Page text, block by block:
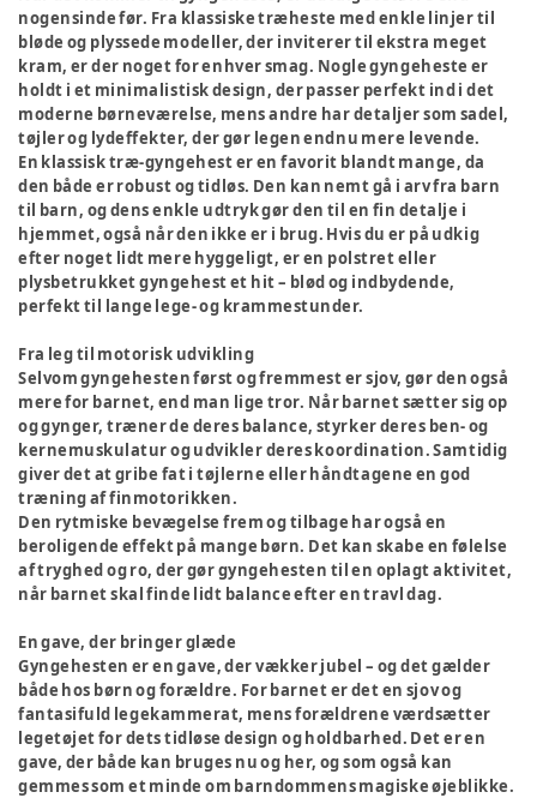
nogensinde før. Fra klassiske træheste med enkle linjer til
bløde og plyssede modeller, der inviterer til ekstra meget
kram, er der noget for enhver smag. Nogle gyngeheste er
holdt i et minimalistisk design, der passer perfekt ind i det
moderne børneværelse, mens andre har detaljer som sadel,
tøjler og lydeffekter, der gør legen endnu mere levende.
En klassisk træ-gyngehest er en favorit blandt mange, da
den både er robust og tidløs. Den kan nemt gå i arv fra barn
til barn, og dens enkle udtryk gør den til en fin detalje i
hjemmet, også når den ikke er i brug. Hvis du er på udkig
efter noget lidt mere hyggeligt, er en polstret eller
plysbetrukket gyngehest et hit – blød og indbydende,
perfekt til lange lege- og krammestunder.
Fra leg til motorisk udvikling
Selvom gyngehesten først og fremmest er sjov, gør den også
mere for barnet, end man lige tror. Når barnet sætter sig op
og gynger, træner de deres balance, styrker deres ben- og
kernemuskulatur og udvikler deres koordination. Samtidig
giver det at gribe fat i tøjlerne eller håndtagene en god
træning af finmotorikken.
Den rytmiske bevægelse frem og tilbage har også en
beroligende effekt på mange børn. Det kan skabe en følelse
af tryghed og ro, der gør gyngehesten til en oplagt aktivitet,
når barnet skal finde lidt balance efter en travl dag.
En gave, der bringer glæde
Gyngehesten er en gave, der vækker jubel – og det gælder
både hos børn og forældre. For barnet er det en sjov og
fantasifuld legekammerat, mens forældrene værdsætter
legetøjet for dets tidløse design og holdbarhed. Det er en
gave, der både kan bruges nu og her, og som også kan
gemmes som et minde om barndommens magiske øjeblikke.